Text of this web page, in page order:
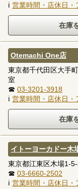
ℹ 営業時間・店休日・
Otemachi One店
東京都千代田区大手
室
☎ 03-3201-3918
ℹ 営業時間・店休日・
イトーヨーカドー木
東京都江東区木場1-
☎ 03-6660-2502
ℹ 営業時間・店休日・